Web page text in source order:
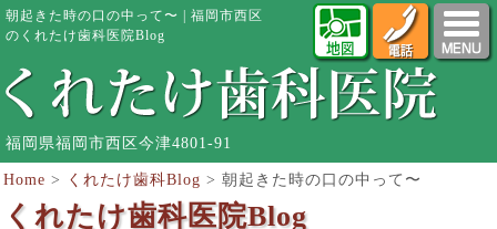
朝起きた時の口の中って〜 | 福岡市西区
のくれたけ歯科医院Blog
福岡県福岡市西区今津4801-91
Home > くれたけ歯科Blog > 朝起きた時の口の中って〜
くれたけ歯科医院Blog